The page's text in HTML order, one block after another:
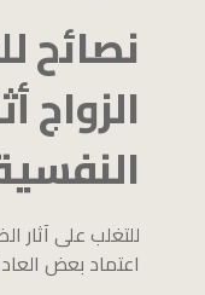
نصائح
الزواج
للتغلب على آثار
اعتماد بعض